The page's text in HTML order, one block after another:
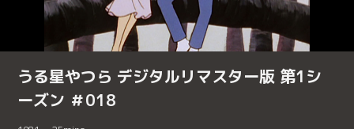
うる星やつら デジタルリマスター版 第1シ
ーズン ＃018